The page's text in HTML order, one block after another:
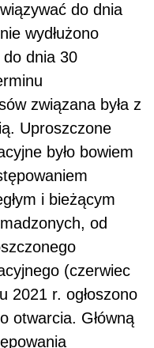
do dnia
wydłużono
dnia 30
związana była z
Uproszczone
było bowiem
i bieżącym
od
(czerwiec
2021 r. ogłoszono
otwarcia. Główną